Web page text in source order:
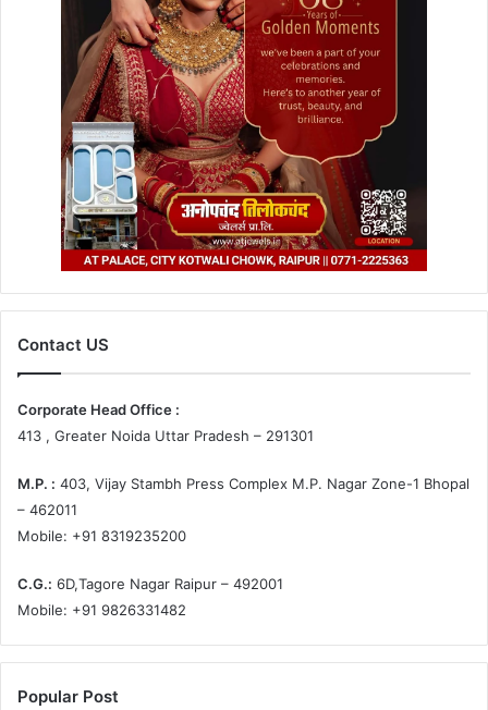
Contact US
Corporate Head Office :
413 , Greater Noida Uttar Pradesh – 291301
M.P. : 403, Vijay Stambh Press Complex M.P. Nagar Zone-1 Bhopal
– 462011
Mobile: +91 8319235200
C.G.: 6D,Tagore Nagar Raipur – 492001
Mobile: +91 9826331482
Popular Post